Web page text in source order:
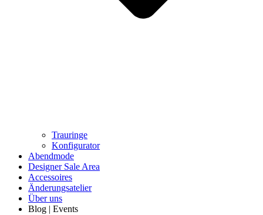
Trauringe
Konfigurator
Abendmode
Designer Sale Area
Accessoires
Änderungsatelier
Über uns
Blog | Events